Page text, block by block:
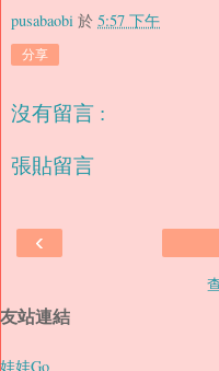
pusabaobi 於 5:57 下午
分享
沒有留言 :
張貼留言
‹
友站連結
娃娃Go